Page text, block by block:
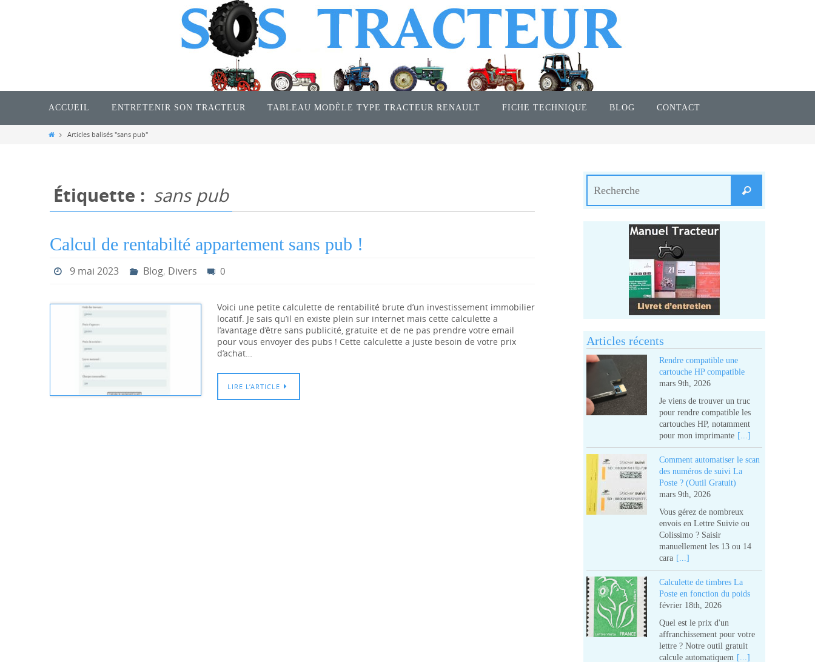
ACCUEIL ENTRETENIR SON TRACTEUR TABLEAU MODÈLE TYPE TRACTEUR RENAULT FICHE TECHNIQUE BLOG CONTACT
HomeArticles balisés "sans pub"
Étiquette : sans pub
Calcul de rentabilté appartement sans pub !
9 mai 2023 Blog, Divers 0
Voici une petite calculette de rentabilité brute d’un investissement immobilier
locatif. Je sais qu’il en existe plein sur internet mais cette calculette a
l’avantage d’être sans publicité, gratuite et de ne pas prendre votre email
pour vous envoyer des pubs ! Cette calculette a juste besoin de votre prix
d’achat…
LIRE L’ARTICLE
Recherche
Articles récents
Rendre compatible une
cartouche HP compatible
mars 9th, 2026
Je viens de trouver un truc
pour rendre compatible les
cartouches HP, notamment
pour mon imprimante [...]
Comment automatiser le scan
des numéros de suivi La
Poste ? (Outil Gratuit)
mars 9th, 2026
Vous gérez de nombreux
envois en Lettre Suivie ou
Colissimo ? Saisir
manuellement les 13 ou 14
cara [...]
Calculette de timbres La
Poste en fonction du poids
février 18th, 2026
Quel est le prix d'un
affranchissement pour votre
lettre ? Notre outil gratuit
calcule automatiquem [...]